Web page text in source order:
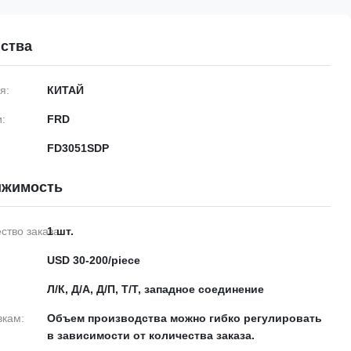
КИТАЙ
FRD
FD3051SDP
заказа:
1 шт.
USD 30-200/piece
Л/К, Д/А, Д/П, Т/Т, западное соединение
Объем производства можно гибко регулировать
в зависимости от количества заказа.